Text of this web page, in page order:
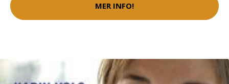
MER INFO!